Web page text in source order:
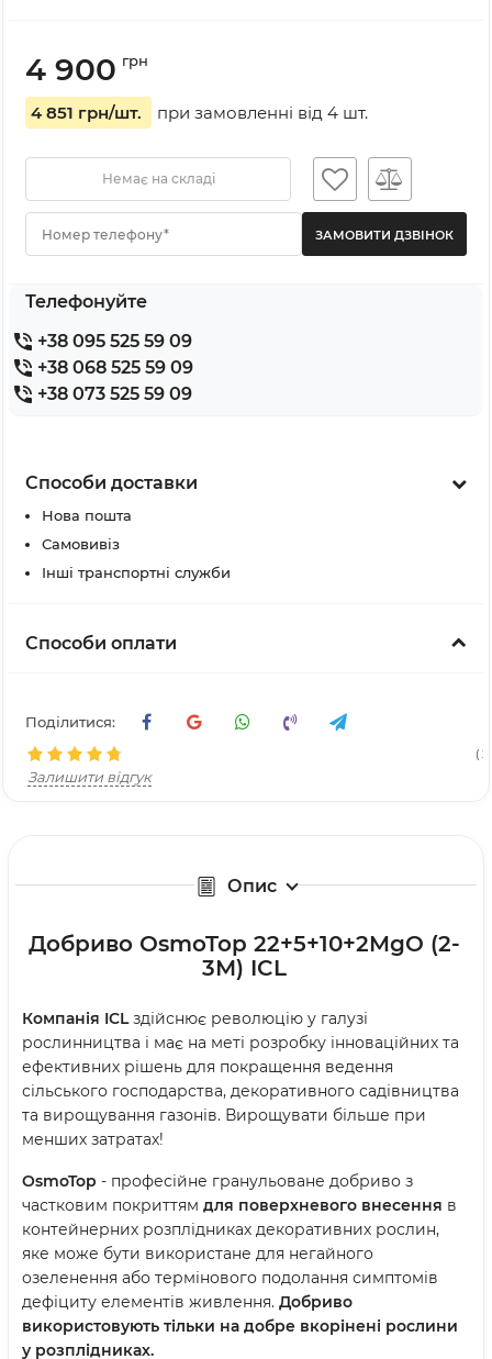
4 900 грн
4 851 грн/шт. при замовленні від 4 шт.
Немає на складі
Номер телефону*
Телефонуйте
+38 095 525 59 09
+38 068 525 59 09
+38 073 525 59 09
Способи доставки
Нова пошта
Самовивіз
Інші транспортні служби
Способи оплати
Поділитися:
(
Залишити відгук
Опис
Добриво OsmoTop 22+5+10+2MgO (2-
3М) ICL
Компанія ICLздійснює революцію у галузі
рослинництва і має на меті розробку інноваційних та
ефективних рішень для покращення ведення
сільського господарства, декоративного садівництва
та вирощування газонів. Вирощувати більше при
менших затратах!
OsmoTop - професійне гранульоване добриво з
частковим покриттям для поверхневого внесення в
контейнерних розплідниках декоративних рослин,
яке може бути використане для негайного
озеленення або термінового подолання симптомів
дефіциту елементів живлення. Добриво
використовують тільки на добре вкорінені рослини
у розплідниках.